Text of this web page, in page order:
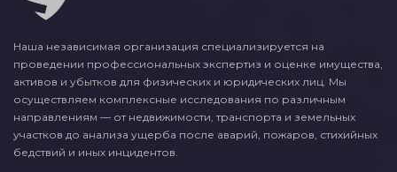
Наша независимая организация специализируется на
проведении профессиональных экспертиз и оценке имущества,
активов и убытков для физических и юридических лиц. Мы
осуществляем комплексные исследования по различным
направлениям — от недвижимости, транспорта и земельных
участков до анализа ущерба после аварий, пожаров, стихийных
бедствий и иных инцидентов.